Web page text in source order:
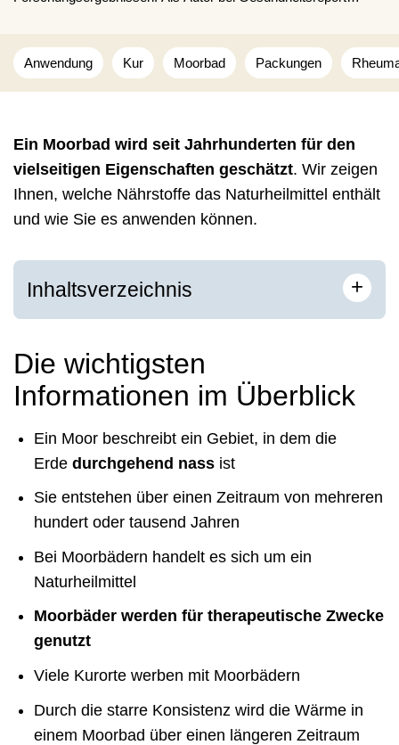
aktuelle Trends aufmerksam machen.
Anwendung Kur Moorbad Packungen
Ein Moorbad wird seit Jahrhunderten für den
vielseitigen Eigenschaften geschätzt. Wir zeigen
Ihnen, welche Nährstoffe das Naturheilmittel enthält
und wie Sie es anwenden können.
Inhaltsverzeichnis +
Die wichtigsten
Informationen im Überblick
Ein Moor beschreibt ein Gebiet, in dem die
Erdedurchgehend nassist
Sie entstehen über einen Zeitraum von mehreren
hundert oder tausend Jahren
Bei Moorbädern handelt es sich um ein
Naturheilmittel
Moorbäder werden für therapeutische Zwecke
genutzt
Viele Kurorte werben mit Moorbädern
Durch die starre Konsistenz wird die Wärme in
einem Moorbad über einen längeren Zeitraum